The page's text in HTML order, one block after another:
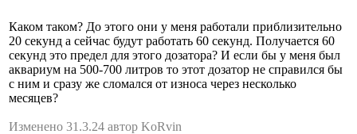
Каком таком? До этого они у меня работали приблизительно
20 секунд а сейчас будут работать 60 секунд. Получается 60
секунд это предел для этого дозатора? И если бы у меня был
аквариум на 500-700 литров то этот дозатор не справился бы
с ним и сразу же сломался от износа через несколько
месяцев?
Изменено 31.3.24 автор KoRvin